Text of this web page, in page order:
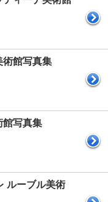
術館写真集
館写真集
ルーブル美術